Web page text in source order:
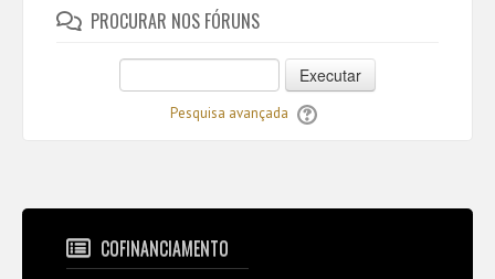
PROCURAR NOS FÓRUNS
Executar
Pesquisa avançada
COFINANCIAMENTO